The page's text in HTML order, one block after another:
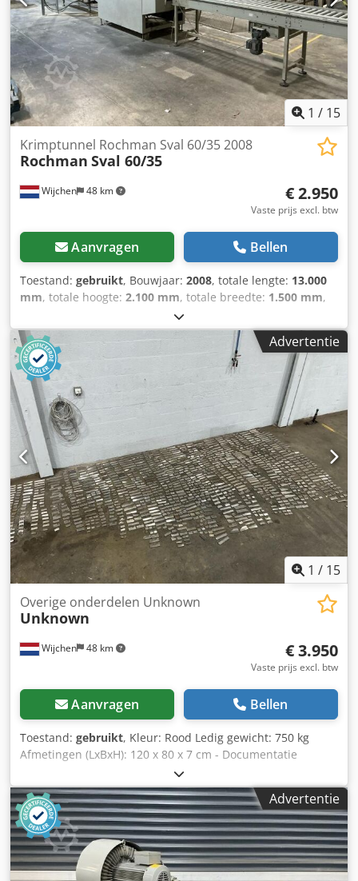
1 / 15
Wijchen 48 km
Krimptunnel Rochman Sval 60/35 2008
Rochman Sval 60/35
€ 2.950
Vaste prijs excl. btw
Aanvragen Bellen
Toestand: gebruikt, Bouwjaar: 2008, totale lengte: 13.000
mm, totale hoogte: 2.100 mm, totale breedte: 1.500 mm,
Kleur: Grijs Ledig gewicht: 1.000 kg - Bouwjaar: 2008 -
Documentatie aanwezig: Nee - CE certificaat aanwezig: Nee
- Serienummer: 7240508 - Transportafmetingen: 13000mm
x 1500mm x 2100mm (l x b x h) - Transportgewicht [kg]:
1000kg - Transportcolli [st.]: 4 Financiële informatie
Dcjdpfxeypt Hbj Ahcok BTW: De getoonde prijs is exclusief
BTW BTW/marge: BTW verrekenbaar voor ondernemers
Levering en inruil altijd mogelijk van alles in de industriële
sectoren Koen van Lent
Advertentie
1 / 15
Wijchen 48 km
Overige onderdelen Unknown
Unknown
€ 3.950
Vaste prijs excl. btw
Aanvragen Bellen
Toestand: gebruikt, Kleur: Rood Ledig gewicht: 750 kg
Afmetingen (LxBxH): 120 x 80 x 7 cm - Documentatie
aanwezig: Nee - CE certificaat aanwezig: Nee -
Transportafmetingen: 1200mm x 800mm x 75mm (l x b x h)
- Transportgewicht [kg]: 750kg - Transportcolli [st.]: 1
Financiële informatie BTW: De getoonde prijs is exclusief
BTW BTW/marge: BTW verrekenbaar voor ondernemers
Dodpszrnv Uofx Ahcock Levering en inruil altijd mogelijk
van alles in de industriële sectoren Yorick Diebels
Advertentie